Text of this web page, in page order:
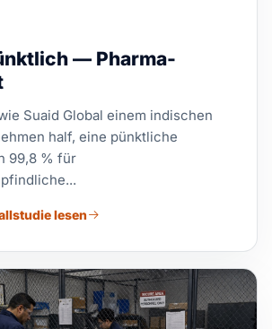
— Pharma-
Suaid Global einem indischen
half, eine pünktliche
99,8 % für
lesen